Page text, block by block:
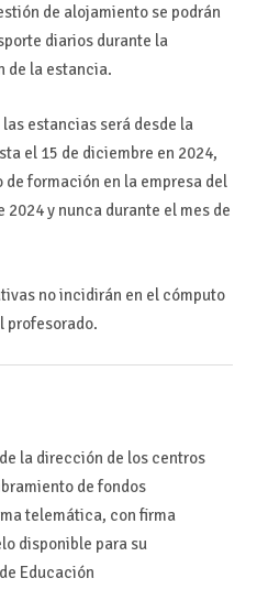
de alojamiento se podrán
diarios durante la
de la estancia.
estancias será desde la
el 15 de diciembre en 2024,
formación en la empresa del
2024 y nunca durante el mes de
no incidirán en el cómputo
profesorado.
la dirección de los centros
de fondos
telemática, con firma
disponible para su
Educación